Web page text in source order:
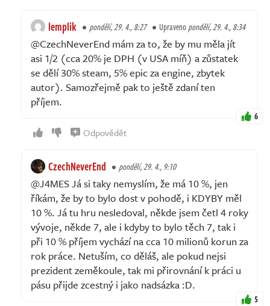
lemplik pondělí, 29. 4., 8:27 Upravenopondělí, 29. 4., 8:34
@CzechNeverEnd mám za to, že by mu měla jít
asi 1/2 (cca 20% je DPH (v USA míň) a zůstatek
se dělí 30% steam, 5% epic za engine, zbytek
autor). Samozřejmě pak to ještě zdaní ten
příjem.
6
Odpovědět
CzechNeverEnd pondělí, 29. 4., 9:10
@J4MES Já si taky nemyslím, že má 10 %, jen
říkám, že by to bylo dost v pohodě, i KDYBY měl
10 %. Já tu hru nesledoval, někde jsem četl 4 roky
vývoje, někde 7, ale i kdyby to bylo těch 7, tak i
při 10 % příjem vychází na cca 10 milionů korun za
rok práce. Netuším, co děláš, ale pokud nejsi
prezident zeměkoule, tak mi přirovnání k práci u
pásu přijde zcestný i jako nadsázka :D.
5